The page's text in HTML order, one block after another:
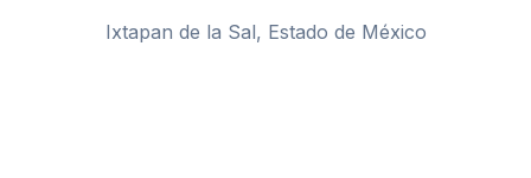
Ixtapan de la Sal, Estado de México